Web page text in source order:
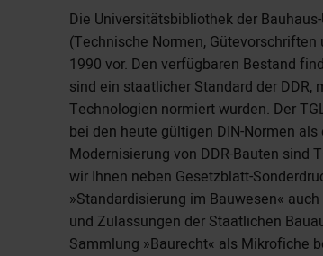
Die Universitätsbibliothek der
(Technische Normen,
1990 vor. Den verfügbaren Bestand
sind ein staatlicher Standard der
Technologien normiert wurden. Der
bei den heute gültigen DIN-Normen
Modernisierung von DDR-Bauten sind
wir Ihnen neben Gesetzblatt-
»Standardisierung im Bauwesen«
und Zulassungen der Staatlichen
Sammlung »Baurecht« als Mikrofiche